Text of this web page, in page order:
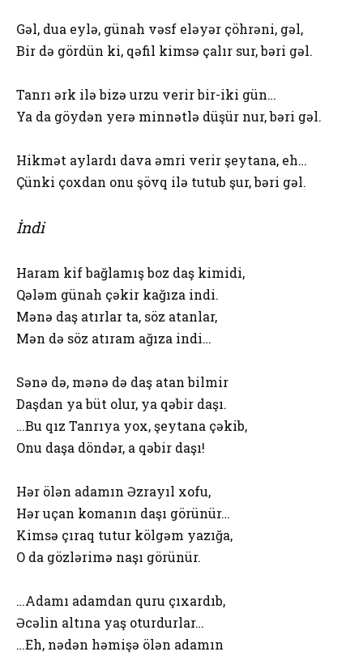
Gəl, dua eylə, günah vəsf eləyər çöhrəni, gəl,
Bir də gördün ki, qəfil kimsə çalır sur, bəri gəl.
Tanrı ərk ilə bizə urzu verir bir-iki gün…
Ya da göydən yerə minnətlə düşür nur, bəri gəl.
Hikmət aylardı dava əmri verir şeytana, eh…
Çünki çoxdan onu şövq ilə tutub şur, bəri gəl.
İndi
Haram kif bağlamış boz daş kimidi,
Qələm günah çəkir kağıza indi.
Mənə daş atırlar ta, söz atanlar,
Mən də söz atıram ağıza indi…
Sənə də, mənə də daş atan bilmir
Daşdan ya büt olur, ya qəbir daşı.
…Bu qız Tanrıya yox, şeytana çəkib,
Onu daşa döndər, a qəbir daşı!
Hər ölən adamın Əzrayıl xofu,
Hər uçan komanın daşı görünür…
Kimsə çıraq tutur kölgəm yazığa,
O da gözlərimə naşı görünür.
…Adamı adamdan quru çıxardıb,
Əcəlin altına yaş oturdurlar…
…Eh, nədən həmişə ölən adamın